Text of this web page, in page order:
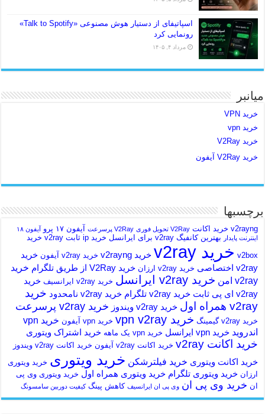
اسپاتیفای از دستیار هوش مصنوعی «Talk to Spotify»
رونمایی کرد
مرداد ۴, ۱۴۰۵
میانبر
خرید VPN
خرید vpn
خرید V2Ray
خرید V2Ray آیفون
برچسبها
v2rayng خرید اکانت V2Ray تحویل فوری V2Ray پرسرعت آیفون ۱۷ پرو
آیفون ۱۸
اینترنت پایدار
بهترین کانفیگ v2ray برای ایرانسل خرید ip ثابت v2ray
خرید
v2box خرید v2ray خرید v2rayng خرید v2ray آیفون
خرید
v2ray اختصاصی
خرید v2ray ارزان خرید V2Ray از طریق تلگرام
خرید
v2ray امن
خرید v2ray ایرانسل خرید v2ray ایرانسیف
خرید
v2ray ای پی ثابت
خرید v2ray تلگرام خرید v2ray نامحدود
خرید
v2ray همراه اول
خرید v2ray ویندوز خرید v2ray پرسرعت
خرید v2ray گیمینگ خرید vpn v2ray خرید vpn آیفون
خرید vpn
اندروید خرید vpn ایرانسل خرید vpn یک ماهه خرید اشتراک ویتوری
خرید اکانت v2ray خرید اکانت v2ray آیفون خرید اکانت v2ray ویندوز
خرید اکانت ویتوری خرید فیلترشکن خرید ویتوری خرید ویتوری
ارزان خرید ویتوری تلگرام خرید ویتوری همراه اول خرید ویتوری وی پی
ان خرید وی پی ان وی پی ان ایرانسیف کاهش پینگ کیفیت دوربین سامسونگ